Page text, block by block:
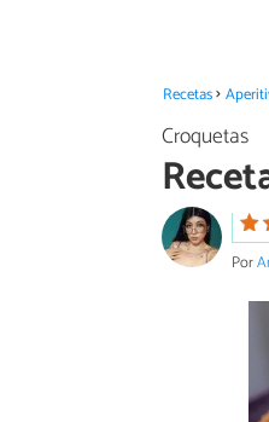
Recetas
Croquetas
Por